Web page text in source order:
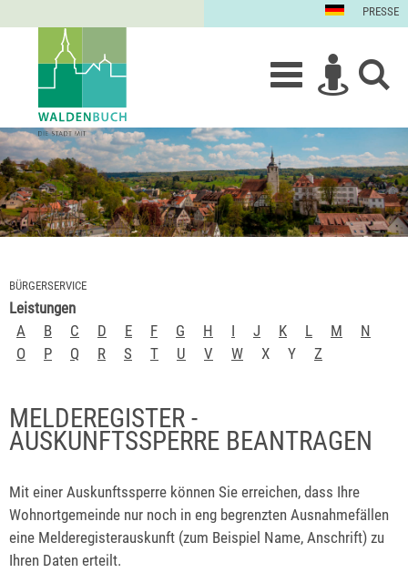
PRESSE
BÜRGERSERVICE
Leistungen
A
B C D E F G H I J K L M
N
O
P Q R S T U V W X Y Z
MELDEREGISTER -
AUSKUNFTSSPERRE BEANTRAGEN
Mit einer Auskunftssperre können Sie erreichen, dass Ihre
Wohnortgemeinde nur noch in eng begrenzten Ausnahmefällen
eine Melderegisterauskunft (zum Beispiel Name, Anschrift) zu
Ihren Daten erteilt.